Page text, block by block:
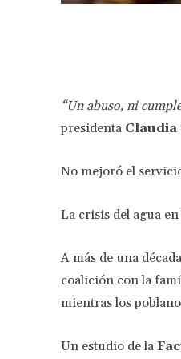
“Un abuso, ni
presidenta Claudia
No mejoró el
La crisis del agua
A más de una
coalición con la
mientras los
Un estudio de la